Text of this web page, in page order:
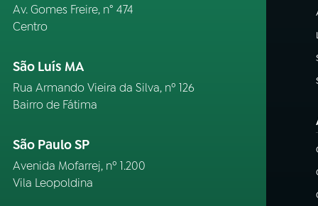
Av. Gomes Freire, n° 474
Centro
São Luís MA
Rua Armando Vieira da Silva, nº 126
Bairro de Fátima
São Paulo SP
Avenida Mofarrej, nº 1.200
Vila Leopoldina